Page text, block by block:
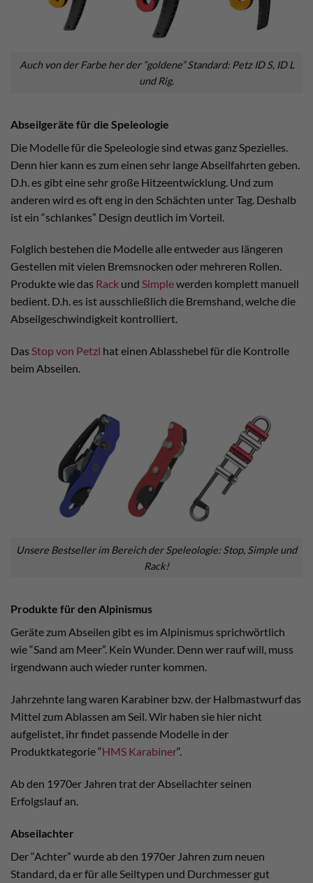
Auch von der Farbe her der “goldene” Standard: Petz ID S, ID L
und Rig.
Abseilgeräte für die Speleologie
Die Modelle für die Speleologie sind etwas ganz Spezielles.
Denn hier kann es zum einen sehr lange Abseilfahrten geben.
D.h. es gibt eine sehr große Hitzeentwicklung. Und zum
anderen wird es oft eng in den Schächten unter Tag. Deshalb
ist ein “schlankes” Design deutlich im Vorteil.
Folglich bestehen die Modelle alle entweder aus längeren
Gestellen mit vielen Bremsnocken oder mehreren Rollen.
Produkte wie das Rack und Simplewerden komplett manuell
bedient. D.h. es ist ausschließlich die Bremshand, welche die
Abseilgeschwindigkeit kontrolliert.
Das Stop von Petzl hat einen Ablasshebel für die Kontrolle
beim Abseilen.
Unsere Bestseller im Bereich der Speleologie: Stop, Simple und
Rack!
Produkte für den Alpinismus
Geräte zum Abseilen gibt es im Alpinismus sprichwörtlich
wie “Sand am Meer”. Kein Wunder. Denn wer rauf will, muss
irgendwann auch wieder runter kommen.
Jahrzehnte lang waren Karabiner bzw. der Halbmastwurf das
Mittel zum Ablassen am Seil. Wir haben sie hier nicht
aufgelistet, ihr findet passende Modelle in der
Produktkategorie “HMS Karabiner“.
Ab den 1970er Jahren trat der Abseilachter seinen
Erfolgslauf an.
Abseilachter
Der “Achter” wurde ab den 1970er Jahren zum neuen
Standard, da er für alle Seiltypen und Durchmesser gut